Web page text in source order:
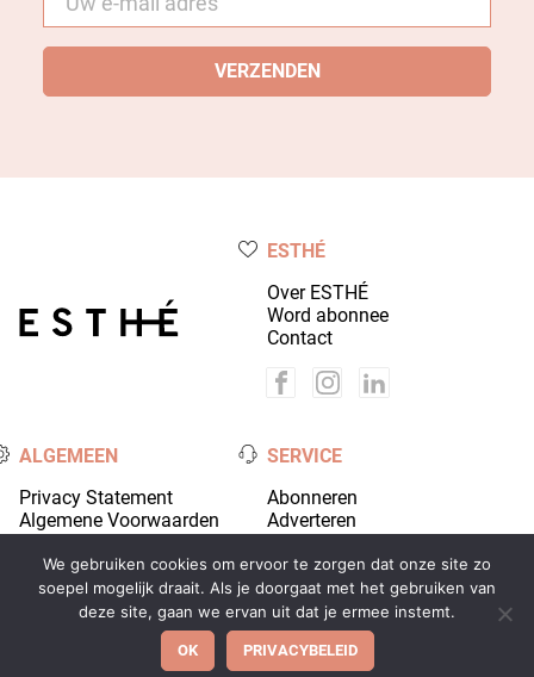
mail *
ESTHÉ
Over ESTHÉ
Word abonnee
Contact
ALGEMEEN
Privacy Statement
Algemene Voorwaarden
SERVICE
Abonneren
Adverteren
© 2026 Coiffure Media - alle rechten voorbehouden |
Ontwikkeld door Wooms
We gebruiken cookies om ervoor te zorgen dat onze site zo
soepel mogelijk draait. Als je doorgaat met het gebruiken van
deze site, gaan we ervan uit dat je ermee instemt.
OK PRIVACYBELEID